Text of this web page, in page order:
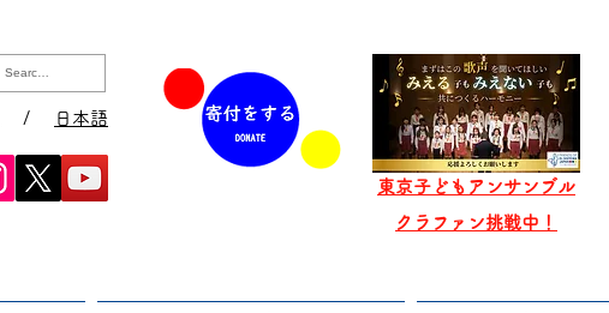
/ 日本語
東京子どもアンサンブル
​クラファン挑戦中！